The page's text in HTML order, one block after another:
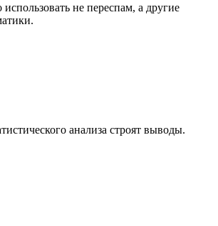
использовать не переспам, а другие
анализа строят выводы.